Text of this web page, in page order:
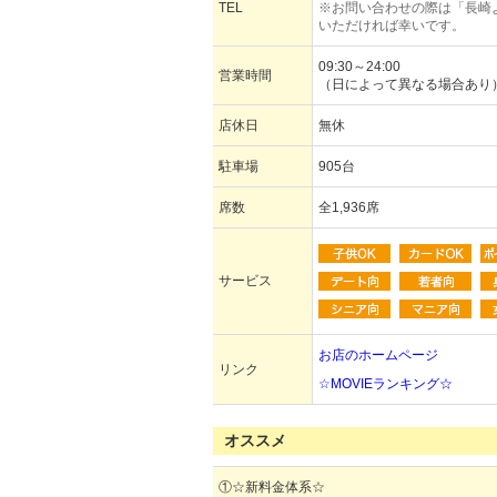
TEL
※お問い合わせの際は「長崎
いただければ幸いです。
営業時間
09:30～24:00
（日によって異なる場合あり
店休日 無休
駐車場 905台
席数 全1,936席
サービス
リンク
お店のホームページ
☆MOVIEランキング☆
オススメ
①☆新料金体系☆